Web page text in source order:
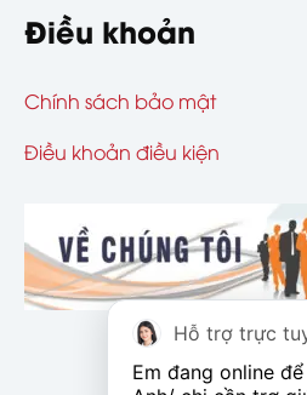
Điều khoản
Chính sách bảo mật
Điều khoản điều kiện
Hỗ trợ trực
Em đang online